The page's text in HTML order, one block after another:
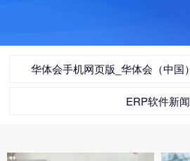
华体会手机网页版_华体会（中国）
ERP软件新闻